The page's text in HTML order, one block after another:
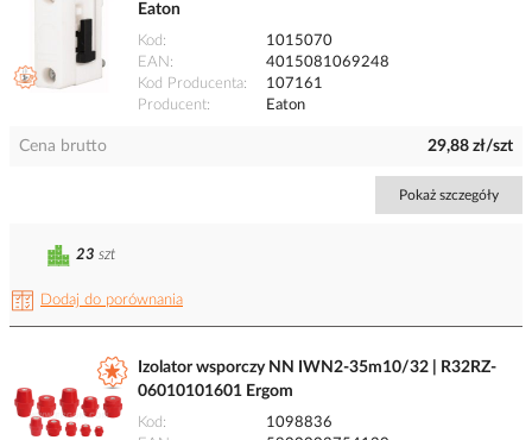
Eaton
Kod
1015070
EAN
4015081069248
Kod Producenta
107161
Producent
Eaton
Cena brutto 29,88 zł/szt
Pokaż szczegóły
Dodaj do porównania
23 szt
Izolator wsporczy NN IWN2-35m10/32 | R32RZ-
06010101601 Ergom
Kod
1098836